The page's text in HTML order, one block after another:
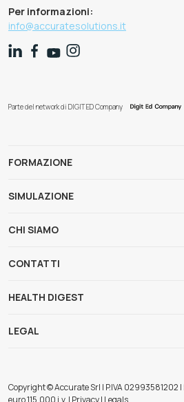
Per informazioni:
info@accuratesolutions.it
Parte del network di DIGIT ED Company
FORMAZIONE
SIMULAZIONE
CHI SIAMO
CONTATTI
HEALTH DIGEST
LEGAL
Copyright © Accurate Srl | P.IVA 02993581202 |
euro 115.000 i.v. | Privacy | Legals